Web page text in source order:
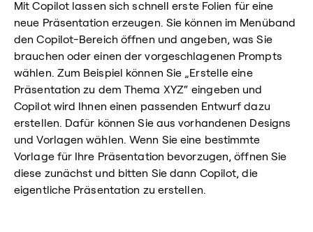
Mit Copilot lassen sich schnell erste Folien für eine
neue Präsentation erzeugen. Sie können im Menüband
den Copilot-Bereich öffnen und angeben, was Sie
brauchen oder einen der vorgeschlagenen Prompts
wählen. Zum Beispiel können Sie „Erstelle eine
Präsentation zu dem Thema XYZ“ eingeben und
Copilot wird Ihnen einen passenden Entwurf dazu
erstellen. Dafür können Sie aus vorhandenen Designs
und Vorlagen wählen. Wenn Sie eine bestimmte
Vorlage für Ihre Präsentation bevorzugen, öffnen Sie
diese zunächst und bitten Sie dann Copilot, die
eigentliche Präsentation zu erstellen.